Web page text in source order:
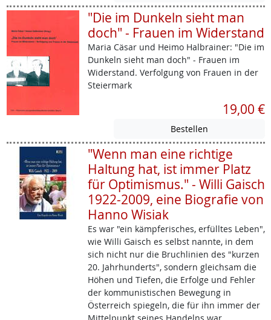
"Die im Dunkeln sieht man
doch" - Frauen im Widerstand
Maria Cäsar und Heimo Halbrainer: "Die im
Dunkeln sieht man doch" - Frauen im
Widerstand. Verfolgung von Frauen in der
Steiermark
19,00 €
"Wenn man eine richtige
Haltung hat, ist immer Platz
für Optimismus." - Willi Gaisch
1922-2009, eine Biografie von
Hanno Wisiak
Es war "ein kämpferisches, erfülltes Leben",
wie Willi Gaisch es selbst nannte, in dem
sich nicht nur die Bruchlinien des "kurzen
20. Jahrhunderts", sondern gleichsam die
Höhen und Tiefen, die Erfolge und Fehler
der kommunistischen Bewegung in
Österreich spiegeln, die für ihn immer der